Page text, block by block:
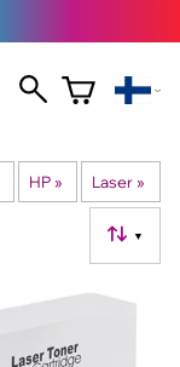
HP ‪» Laser ‪»
▼